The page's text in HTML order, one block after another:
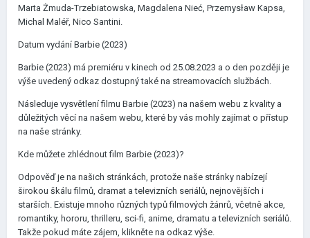
Marta Żmuda-Trzebiatowska, Magdalena Nieć, Przemysław Kapsa,
Michal Maléř, Nico Santini.
Datum vydání Barbie (2023)
Barbie (2023) má premiéru v kinech od 25.08.2023 a o den později je
výše uvedený odkaz dostupný také na streamovacích službách.
Následuje vysvětlení filmu Barbie (2023) na našem webu z kvality a
důležitých věcí na našem webu, které by vás mohly zajímat o přístup
na naše stránky.
Kde můžete zhlédnout film Barbie (2023)?
Odpověď je na našich stránkách, protože naše stránky nabízejí
širokou škálu filmů, dramat a televizních seriálů, nejnovějších i
starších. Existuje mnoho různých typů filmových žánrů, včetně akce,
romantiky, hororu, thrilleru, sci-fi, anime, dramatu a televizních seriálů.
Takže pokud máte zájem, klikněte na odkaz výše.